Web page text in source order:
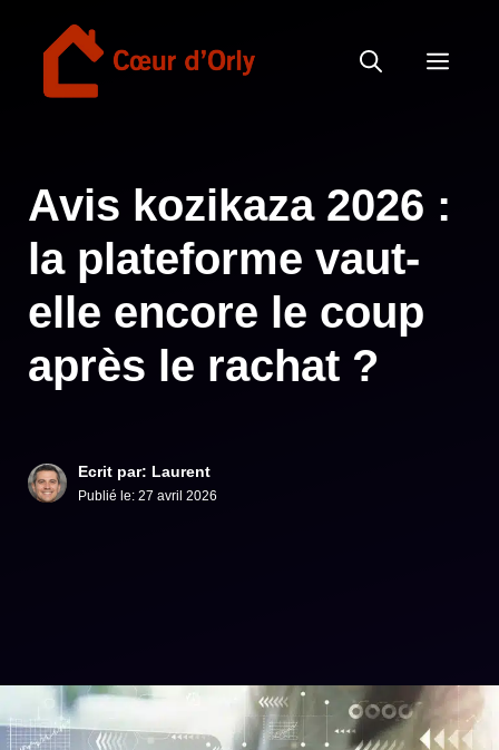
contenu
Avis kozikaza 2026 :
la plateforme vaut-
elle encore le coup
après le rachat ?
Ecrit par: Laurent
Publié le: 27 avril 2026